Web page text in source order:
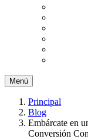
Menú
Principal
Blog
Embárcate en
Conversión